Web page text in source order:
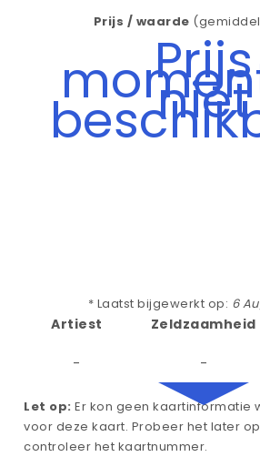
Prijs / waarde
Prijs
niet
* Laatst bijgewerkt op: 6
Artiest
-
Zeldzaamheid
-
Let op: Er kon geen kaartinformatie
voor deze kaart. Probeer het later
controleer het kaartnummer.